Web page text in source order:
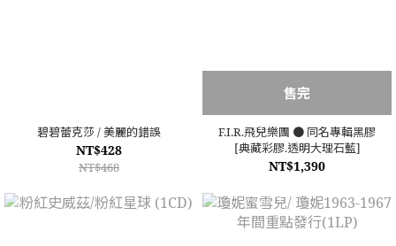
碧碧蕾克莎 / 美麗的錯誤
NT$428
NT$468
售完
F.I.R.飛兒樂團 ● 同名專輯黑膠
[典藏彩膠.透明大理石藍]
NT$1,390